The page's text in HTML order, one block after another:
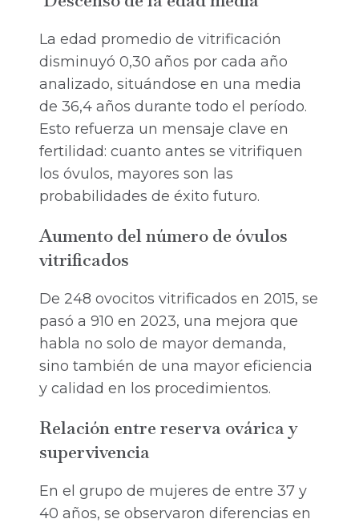
La edad promedio de vitrificación
disminuyó 0,30 años por cada año
analizado, situándose en una media
de 36,4 años durante todo el período.
Esto refuerza un mensaje clave en
fertilidad: cuanto antes se vitrifiquen
los óvulos, mayores son las
probabilidades de éxito futuro.
Aumento del número de óvulos
vitrificados
De 248 ovocitos vitrificados en 2015, se
pasó a 910 en 2023, una mejora que
habla no solo de mayor demanda,
sino también de una mayor eficiencia
y calidad en los procedimientos.
Relación entre reserva ovárica y
supervivencia
En el grupo de mujeres de entre 37 y
40 años, se observaron diferencias en